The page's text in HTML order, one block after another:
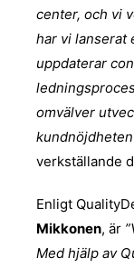
center, och vi
har vi lanserat
uppdaterar
omvälver
verkställande
Enligt
Mikkonen, är
Med hjälp av